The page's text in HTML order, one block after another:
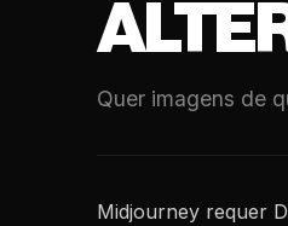
Quer imagens de
Midjourney requer